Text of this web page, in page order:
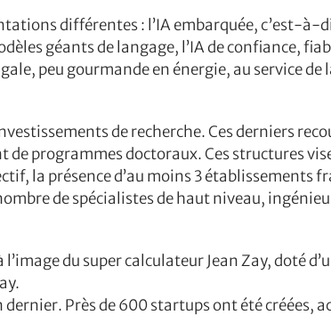
différentes : l’IA embarquée, c’est-à-
géants de langage, l’IA de confiance,
peu gourmande en énergie, au service de
de recherche. Ces derniers
programmes doctoraux. Ces structures
la présence d’au moins 3 établissements
de spécialistes de haut niveau,
du super calculateur Jean Zay, doté
dernier. Près de 600 startups ont été créées,